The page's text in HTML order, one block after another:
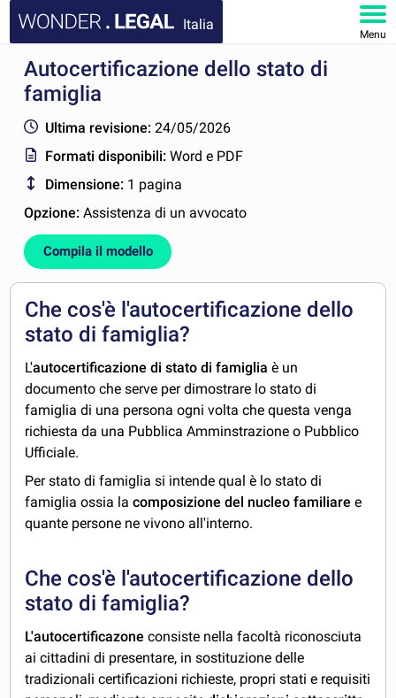
Italia
Menu
HOMEPAGE
FAQ
IL MIO ACCOUNT
Autocertificazione dello stato di
famiglia
Ultima revisione: 24/05/2026
Formati disponibili:Word e PDF
Dimensione: 1 pagina
Opzione:Assistenza di un avvocato
Compila il modello
Che cos'è l'autocertificazione dello
stato di famiglia?
L'autocertificazione di stato di famiglia è un
documento che serve per dimostrare lo stato di
famiglia di una persona ogni volta che questa venga
richiesta da una Pubblica Amminstrazione o Pubblico
Ufficiale.
Per stato di famiglia si intende qual è lo stato di
famiglia ossia lacomposizione del nucleo familiare e
quante persone ne vivono all'interno.
Che cos'è l'autocertificazione dello
stato di famiglia?
L'autocertificazone consiste nella facoltà riconosciuta
ai cittadini di presentare, in sostituzione delle
tradizionali certificazioni richieste, propri stati e requisiti